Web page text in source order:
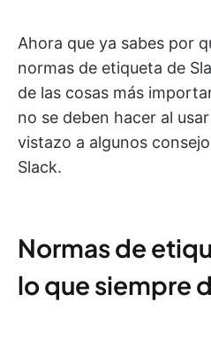
Ahora que ya sabes por
normas de etiqueta de
de las cosas más
no se deben hacer al
vistazo a algunos
Slack.
Normas de
lo que siempre